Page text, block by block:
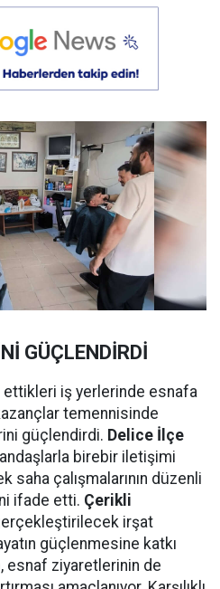
GÜÇLENDİRDİ
ettikleri iş yerlerinde esnafa
temennisinde
güçlendirdi. Delice İlçe
birebir iletişimi
çalışmalarının düzenli
ifade etti. Çerikli
irşat
güçlenmesine katkı
esnaf ziyaretlerinin de